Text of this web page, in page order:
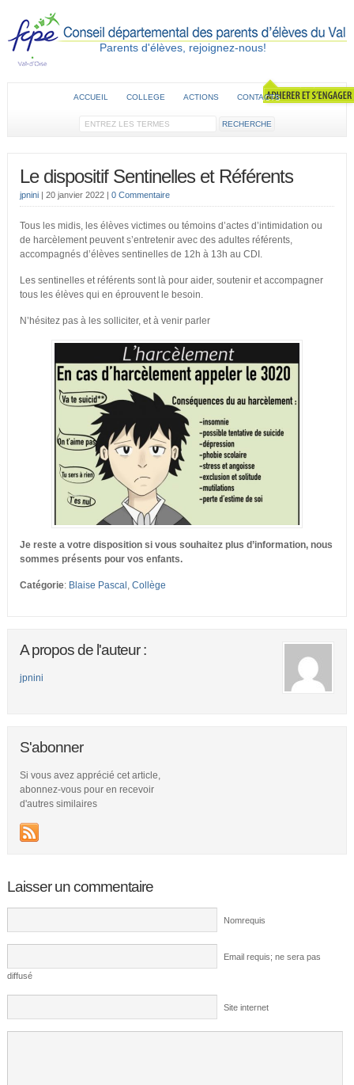
Parents d'élèves, rejoignez-nous!
ACCUEIL COLLEGE ACTIONS CONTACTS
Le dispositif Sentinelles et Référents
jpnini| 20 janvier 2022 | 0 Commentaire
Tous les midis, les élèves victimes ou témoins d’actes d’intimidation ou
de harcèlement peuvent s’entretenir avec des adultes référents,
accompagnés d’élèves sentinelles de 12h à 13h au CDI.
Les sentinelles et référents sont là pour aider, soutenir et accompagner
tous les élèves qui en éprouvent le besoin.
N’hésitez pas à les solliciter, et à venir parler
Je reste a votre disposition si vous souhaitez plus d’information, nous
sommes présents pour vos enfants.
Catégorie: Blaise Pascal , Collège
A propos de l'auteur :
jpnini
S'abonner
Si vous avez apprécié cet article,
abonnez-vous pour en recevoir
d'autres similaires
Laisser un commentaire
Nomrequis
Email requis; ne sera pas
diffusé
Site internet